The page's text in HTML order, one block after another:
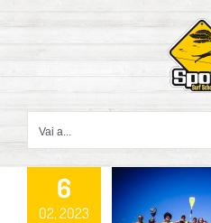
contenuto
Vai a...
6
02, 2023